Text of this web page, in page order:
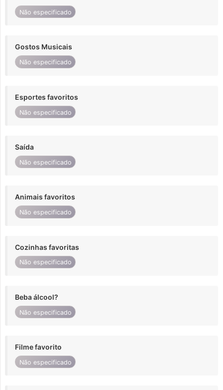
Não especificado
Gostos Musicais
Não especificado
Esportes favoritos
Não especificado
Saída
Não especificado
Animais favoritos
Não especificado
Cozinhas favoritas
Não especificado
Beba álcool?
Não especificado
Filme favorito
Não especificado